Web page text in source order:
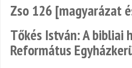
Zso 126 [magyarázat
Tőkés István: A bibliai
Református